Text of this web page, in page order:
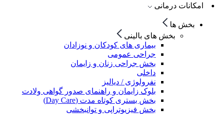
امکانات درمانی
بخش ها
بخش های بالینی
بیماری های کودکان و نوزادان
جراحی عمومی
بخش جراحی زنان و زایمان
داخلی
نفرولوژی / دیالیز
بلوک زایمان و راهنمای صدور گواهی ولادت
بخش بستری کوتاه مدت (Day Care)
بخش فیزیوتراپی و توانبخشی